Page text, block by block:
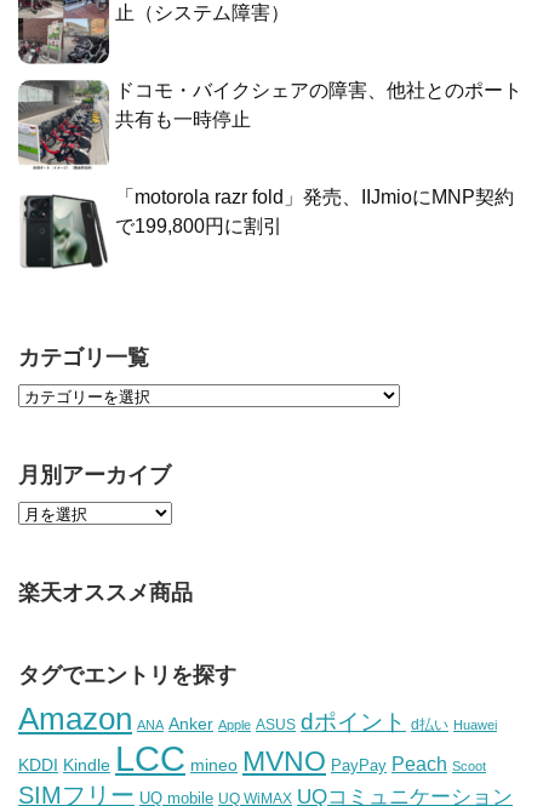
止（システム障害）
ドコモ・バイクシェアの障害、他社とのポート
共有も一時停止
「motorola razr fold」発売、IIJmioにMNP契約
で199,800円に割引
カテゴリ一覧
月別アーカイブ
楽天オススメ商品
タグでエントリを探す
Amazon ANA Anker Apple ASUS dポイント d払い Huawei
KDDI Kindle LCC mineo MVNO PayPay Peach Scoot
SIMフリー UQ mobile UQ WiMAX UQコミュニケーション